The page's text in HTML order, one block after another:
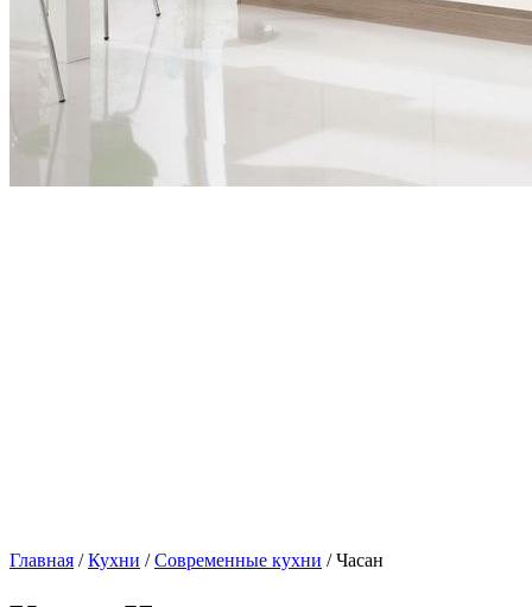
Главная /Кухни /Современные кухни / Часан